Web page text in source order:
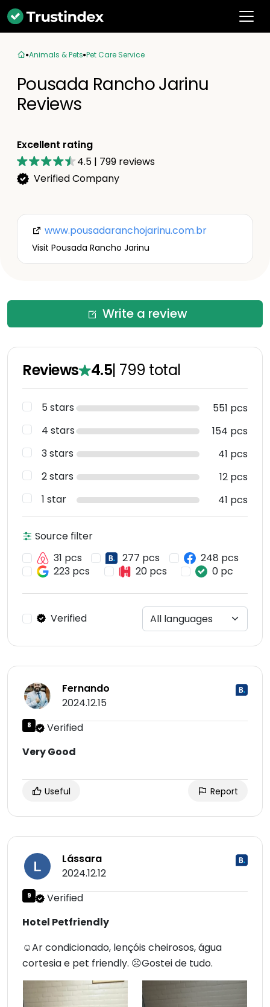
Animals & Pets Pet Care Service
Pousada Rancho Jarinu
Reviews
Excellent rating
4.5 | 799 reviews
Verified Company
www.pousadaranchojarinu.com.br
Visit Pousada Rancho Jarinu
Write a review
Reviews 4.5| 799 total
5 stars
551 pcs
4 stars
154 pcs
3 stars
41 pcs
2 stars
12 pcs
1 star
41 pcs
Source filter
31 pcs
277 pcs
248 pcs
223 pcs
20 pcs 0 pc
Verified
Fernando
2024.12.15
8
Verified
Very Good
Useful Report
Lássara
2024.12.12
9
Verified
Hotel Petfriendly
☺Ar condicionado, lençóis cheirosos, água
cortesia e pet friendly. ☹Gostei de tudo.